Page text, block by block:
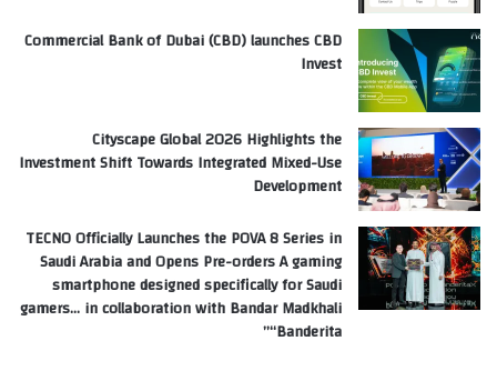
Commercial Bank of Dubai (CBD) launches CBD
Invest
Cityscape Global 2026 Highlights the
Investment Shift Towards Integrated Mixed-Use
Development
TECNO Officially Launches the POVA 8 Series in
Saudi Arabia and Opens Pre-orders A gaming
smartphone designed specifically for Saudi
gamers… in collaboration with Bandar Madkhali
“Banderita”